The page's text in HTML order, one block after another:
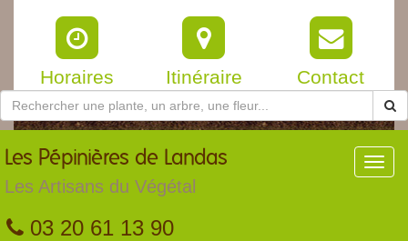
Horaires Itinéraire Contact
Les Pépinières de Landas
Les Artisans du Végétal
03 20 61 13 90